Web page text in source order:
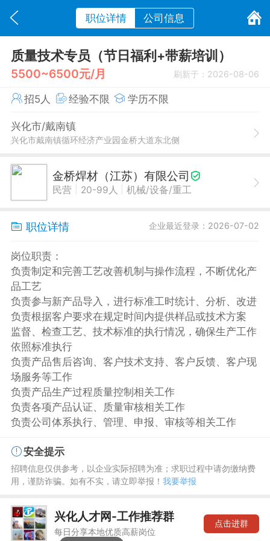
职位详情 公司信息
质量技术专员（节日福利+带薪培训）
5500~6500元/月 刷新于：2026-08-06
招5人 经验不限 学历不限
兴化市/戴南镇
兴化市戴南镇循环经济产业园金桥大道东北侧
金桥焊材（江苏）有限公司
民营 20-99人 机械/设备/重工
职位详情 企业最近登录：2026-07-02
岗位职责：
负责制定和完善工艺改善机制与操作流程，不断优化产
品工艺
负责参与新产品导入，进行标准工时统计、分析、改进
负责根据客户要求在规定时间内提供样品或技术方案
监督、检查工艺、技术标准的执行情况，确保生产工作
依照标准执行
负责产品售后咨询、客户技术支持、客户反馈、客户现
场服务等工作
负责产品生产过程质量控制相关工作
负责各项产品认证、质量审核相关工作
负责公司体系执行、管理、申报、审核等相关工作
安全提示
招聘信息仅供参考，以企业实际招聘为准；求职过程中请勿缴纳费
用，谨防诈骗。如有不实，请立即举报！ 我要举报
兴化人才网-工作推荐群
每日分享本地优质高薪岗位
点击进群